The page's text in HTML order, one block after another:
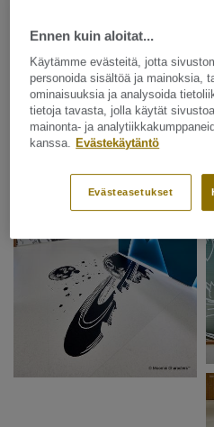
Ennen kuin aloitat...
Käytämme evästeitä, jotta
personoida sisältöä ja mainoksia,
ominaisuuksia ja analysoida
tietoja tavasta, jolla käytät
mainonta- ja
kanssa. Evästekäytäntö
Evästeasetukset